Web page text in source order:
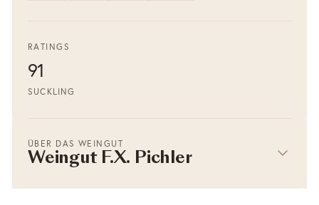
RATINGS
91
SUCKLING
ÜBER DAS WEINGUT
Weingut F.X. Pichler